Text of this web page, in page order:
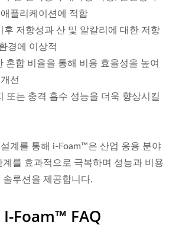
플리케이션에 적합
저항성과 산 및 알칼리에 대한 저항
경에 이상적
혼합 비율을 통해 비용 효율성을 높여
선
또는 충격 흡수 성능을 더욱 향상시킬
계를 통해 i-Foam™은 산업 응용 분야
를 효과적으로 극복하며 성능과 비용
솔루션을 제공합니다.
Foam™ FAQ